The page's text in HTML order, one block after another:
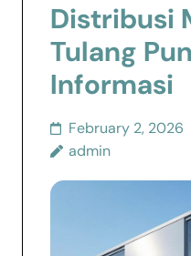
Distribusi
Tulang
Informasi
February 2, 2026
admin